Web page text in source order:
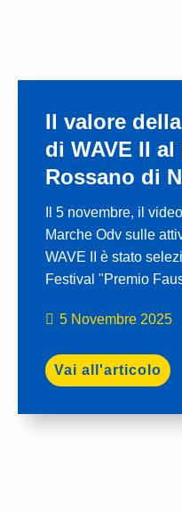
Il valore
di WAVE II
Rossano di
Il 5 novembre, il
Marche Odv sulle
WAVE II è stato
Festival "Premio
5 Novembre 2025
Vai all'articolo